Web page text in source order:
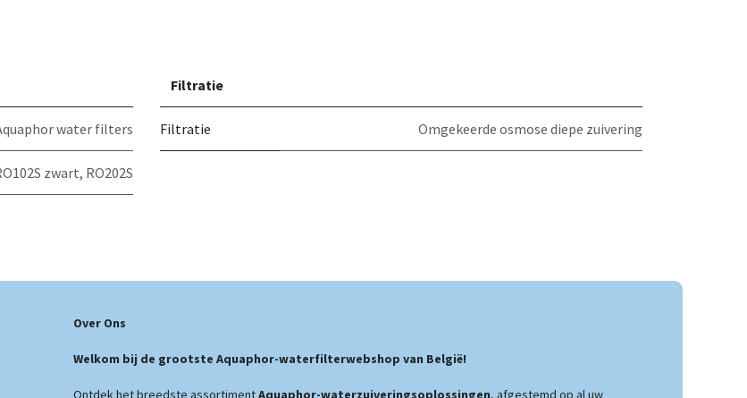
water filters
zwart, RO202S
Filtratie
Filtratie Omgekeerde osmose diepe zuivering
Over Ons
Welkom bij de grootste Aquaphor-waterfilterwebshop van België!
Ontdek het breedste assortimentAquaphor-waterzuiveringsoplossingen, afgestemd op al uw